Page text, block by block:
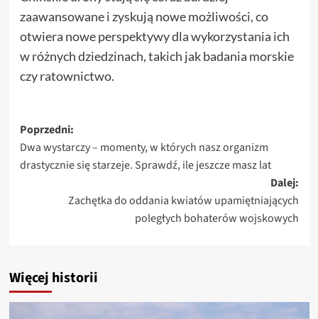
zaawansowane i zyskują nowe możliwości, co
otwiera nowe perspektywy dla wykorzystania ich
w różnych dziedzinach, takich jak badania morskie
czy ratownictwo.
Zobacz
wpisy
Poprzedni:
Dwa wystarczy – momenty, w których nasz organizm
drastycznie się starzeje. Sprawdź, ile jeszcze masz lat
Dalej:
Zachętka do oddania kwiatów upamiętniających
poległych bohaterów wojskowych
Więcej historii